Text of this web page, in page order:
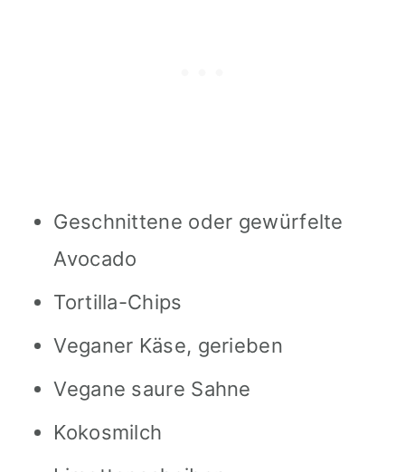
Geschnittene oder gewürfelte
Avocado
Tortilla-Chips
Veganer Käse, gerieben
Vegane saure Sahne
Kokosmilch